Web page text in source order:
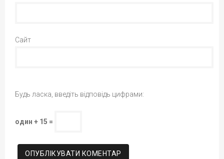
Сайт
Будь ласка, введіть відповідь цифрами:
один + 15 =